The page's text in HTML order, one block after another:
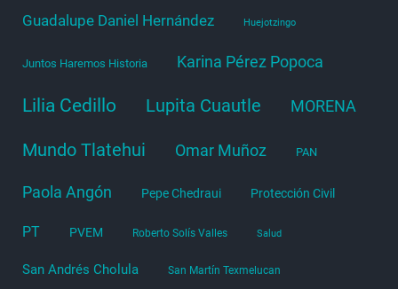
Guadalupe Daniel Hernández Huejotzingo
Juntos Haremos Historia Karina Pérez Popoca
Lilia Cedillo Lupita Cuautle MORENA
Mundo Tlatehui Omar Muñoz PAN
Paola Angón Pepe Chedraui Protección Civil
PT PVEM Roberto Solís Valles Salud
San Andrés Cholula San Martín Texmelucan